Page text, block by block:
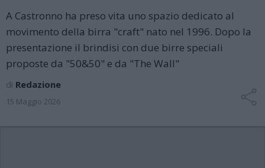
A Castronno ha preso vita uno spazio dedicato al
movimento della birra "craft" nato nel 1996. Dopo la
presentazione il brindisi con due birre speciali
proposte da "50&50" e da "The Wall"
di Redazione
15 Maggio 2026